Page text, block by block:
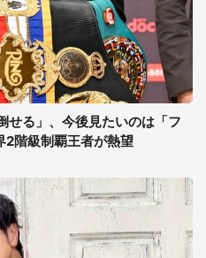
せる」、今後見たいのは「フ
2階級制覇王者が熱望